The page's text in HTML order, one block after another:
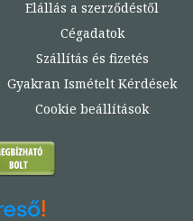
Elállás a szerződéstől
Cégadatok
Szállítás és fizetés
Gyakran Ismételt Kérdések
Cookie beállítások